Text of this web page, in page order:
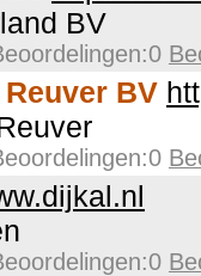
BV
BV